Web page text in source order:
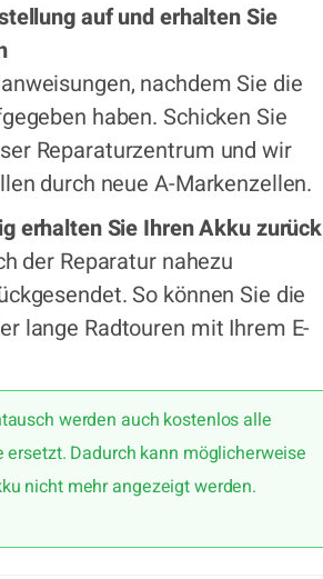
auf und erhalten Sie
nachdem Sie die
haben. Schicken Sie
Reparaturzentrum und wir
durch neue A-Markenzellen.
erhalten Sie Ihren Akku zurück
der Reparatur nahezu
So können Sie die
lange Radtouren mit Ihrem E-
werden auch kostenlos alle
Dadurch kann möglicherweise
nicht mehr angezeigt werden.